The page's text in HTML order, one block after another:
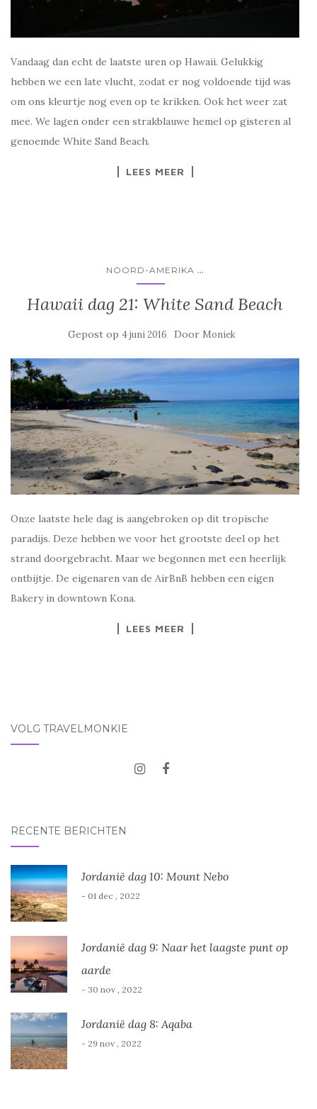
Vandaag dan echt de laatste uren op Hawaii. Gelukkig
hebben we een late vlucht, zodat er nog voldoende tijd was
om ons kleurtje nog even op te krikken. Ook het weer zat
mee. We lagen onder een strakblauwe hemel op gisteren al
genoemde White Sand Beach.
LEES MEER
NOORD-AMERIKA ...
Hawaii dag 21: White Sand Beach
Gepost op 4 juni 2016 Door Moniek
Onze laatste hele dag is aangebroken op dit tropische
paradijs. Deze hebben we voor het grootste deel op het
strand doorgebracht. Maar we begonnen met een heerlijk
ontbijtje. De eigenaren van de AirBnB hebben een eigen
Bakery in downtown Kona.
LEES MEER
VOLG TRAVELMONKIE
RECENTE BERICHTEN
Jordanië dag 10: Mount Nebo
- 01 dec , 2022
Jordanië dag 9: Naar het laagste punt op
aarde
- 30 nov , 2022
Jordanië dag 8: Aqaba
- 29 nov , 2022